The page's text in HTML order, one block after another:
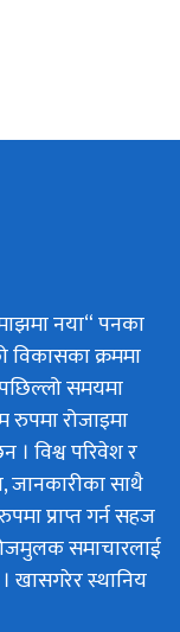
नया“ पनका
विकासका क्रममा
समयमा
रोजाइमा
। विश्व परिवेश र
साथै
प्राप्त गर्न सहज
समाचारलाई
खासगरेर स्थानिय